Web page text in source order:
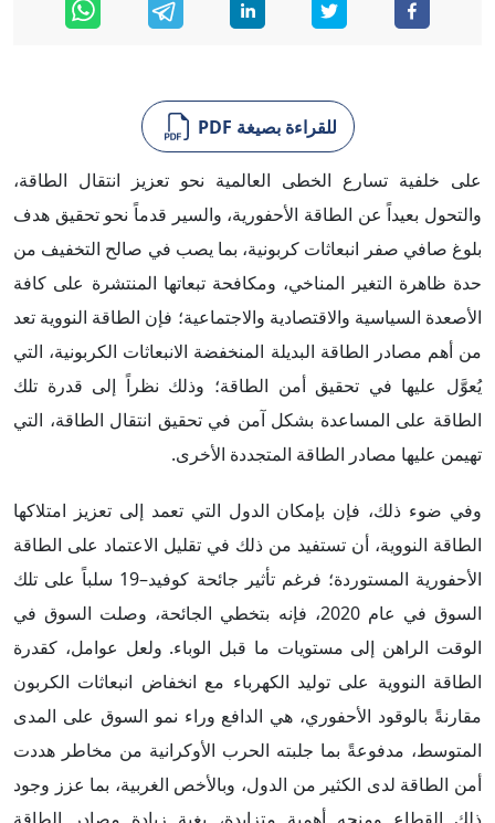
للقراءة بصيغة PDF
على خلفية تسارع الخطى العالمية نحو تعزيز انتقال الطاقة،
والتحول بعيداً عن الطاقة الأحفورية، والسير قدماً نحو تحقيق هدف
بلوغ صافي صفر انبعاثات كربونية، بما يصب في صالح التخفيف من
حدة ظاهرة التغير المناخي، ومكافحة تبعاتها المنتشرة على كافة
الأصعدة السياسية والاقتصادية والاجتماعية؛ فإن الطاقة النووية تعد
من أهم مصادر الطاقة البديلة المنخفضة الانبعاثات الكربونية، التي
يُعوَّل عليها في تحقيق أمن الطاقة؛ وذلك نظراً إلى قدرة تلك
الطاقة على المساعدة بشكل آمن في تحقيق انتقال الطاقة، التي
تهيمن عليها مصادر الطاقة المتجددة الأخرى.
وفي ضوء ذلك، فإن بإمكان الدول التي تعمد إلى تعزيز امتلاكها
الطاقة النووية، أن تستفيد من ذلك في تقليل الاعتماد على الطاقة
الأحفورية المستوردة؛ فرغم تأثير جائحة كوفيد–19 سلباً على تلك
السوق في عام 2020، فإنه بتخطي الجائحة، وصلت السوق في
الوقت الراهن إلى مستويات ما قبل الوباء. ولعل عوامل، كقدرة
الطاقة النووية على توليد الكهرباء مع انخفاض انبعاثات الكربون
مقارنةً بالوقود الأحفوري، هي الدافع وراء نمو السوق على المدى
المتوسط، مدفوعةً بما جلبته الحرب الأوكرانية من مخاطر هددت
أمن الطاقة لدى الكثير من الدول، وبالأخص الغربية، بما عزز وجود